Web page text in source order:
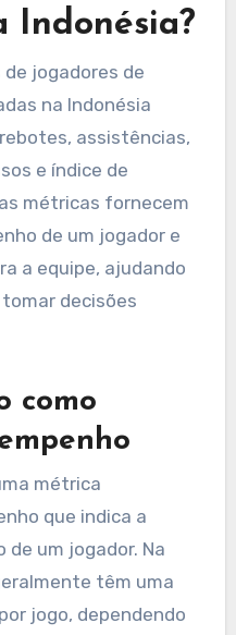
Indonésia?
jogadores de
na Indonésia
assistências,
e índice de
métricas fornecem
de um jogador e
a equipe, ajudando
decisões
como
métrica
que indica a
um jogador. Na
têm uma
jogo, dependendo